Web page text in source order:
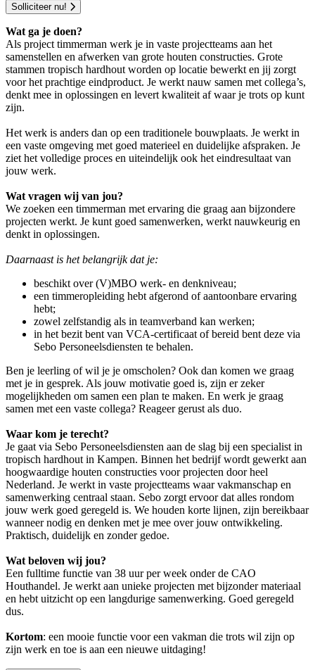
Solliciteer nu!
Wat ga je doen?
Als project timmerman werk je in vaste projectteams aan het
samenstellen en afwerken van grote houten constructies. Grote
stammen tropisch hardhout worden op locatie bewerkt en jij zorgt
voor het prachtige eindproduct. Je werkt nauw samen met collega’s,
denkt mee in oplossingen en levert kwaliteit af waar je trots op kunt
zijn.
Het werk is anders dan op een traditionele bouwplaats. Je werkt in
een vaste omgeving met goed materieel en duidelijke afspraken. Je
ziet het volledige proces en uiteindelijk ook het eindresultaat van
jouw werk.
Wat vragen wij van jou?
We zoeken een timmerman met ervaring die graag aan bijzondere
projecten werkt. Je kunt goed samenwerken, werkt nauwkeurig en
denkt in oplossingen.
Daarnaast is het belangrijk dat je:
beschikt over (V)MBO werk- en denkniveau;
een timmeropleiding hebt afgerond of aantoonbare ervaring
hebt;
zowel zelfstandig als in teamverband kan werken;
in het bezit bent van VCA-certificaat of bereid bent deze via
Sebo Personeelsdiensten te behalen.
Ben je leerling of wil je je omscholen? Ook dan komen we graag
met je in gesprek. Als jouw motivatie goed is, zijn er zeker
mogelijkheden om samen een plan te maken. En werk je graag
samen met een vaste collega? Reageer gerust als duo.
Waar kom je terecht?
Je gaat via Sebo Personeelsdiensten aan de slag bij een specialist in
tropisch hardhout in Kampen. Binnen het bedrijf wordt gewerkt aan
hoogwaardige houten constructies voor projecten door heel
Nederland. Je werkt in vaste projectteams waar vakmanschap en
samenwerking centraal staan. Sebo zorgt ervoor dat alles rondom
jouw werk goed geregeld is. We houden korte lijnen, zijn bereikbaar
wanneer nodig en denken met je mee over jouw ontwikkeling.
Praktisch, duidelijk en zonder gedoe.
Wat beloven wij jou?
Een fulltime functie van 38 uur per week onder de CAO
Houthandel. Je werkt aan unieke projecten met bijzonder materiaal
en hebt uitzicht op een langdurige samenwerking. Goed geregeld
dus.
Kortom: een mooie functie voor een vakman die trots wil zijn op
zijn werk en toe is aan een nieuwe uitdaging!